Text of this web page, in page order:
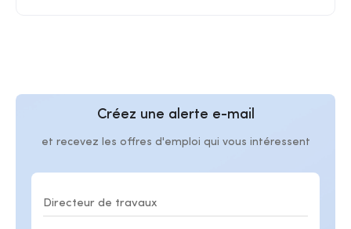
Créez une alerte e-mail
et recevez les offres d'emploi qui vous intéressent